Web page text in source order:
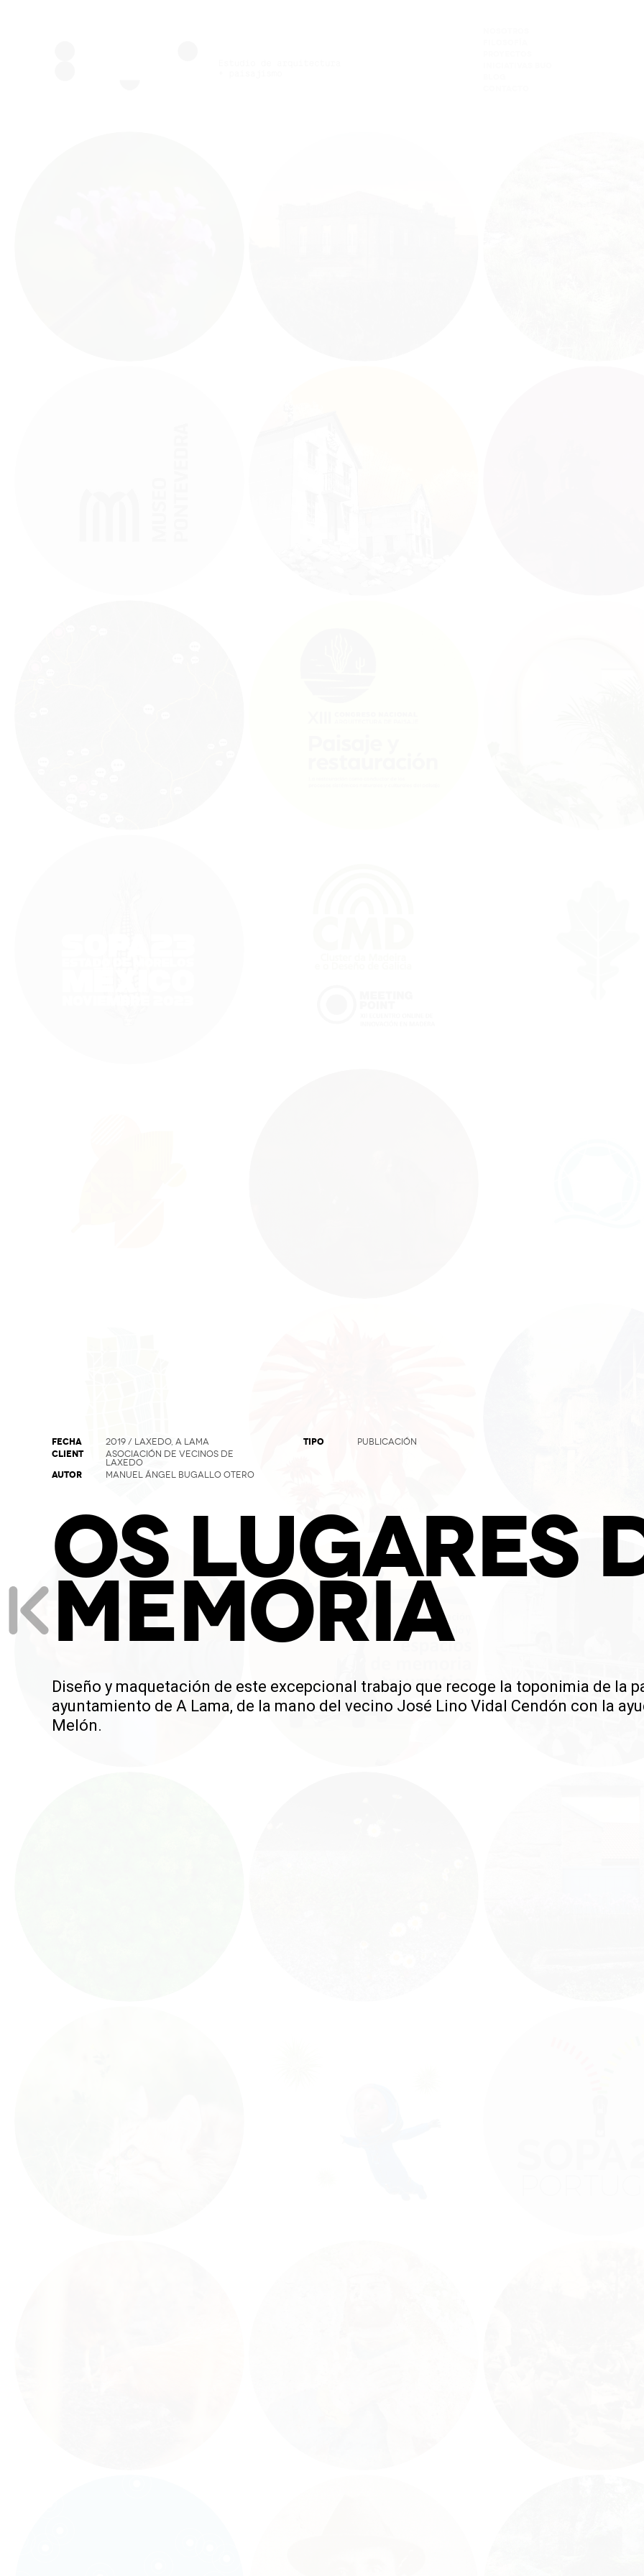
FECHA 2019 / LAXEDO, A LAMA
CLIENT
ASOCIACIÓN DE VECINOS DE
LAXEDO
AUTOR MANUEL ÁNGEL BUGALLO OTERO
TIPO PUBLICACIÓN
OS LUGARES
MEMORIA
Diseño y maquetación de este excepcional trabajo que recoge la toponimia de la
ayuntamiento de A Lama, de la mano del vecino José Lino Vidal Cendón con la
Melón.